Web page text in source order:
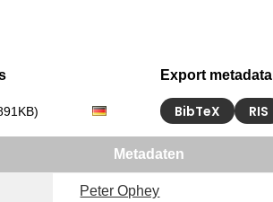
Export metadata
BibTeX RIS
Metadaten
Peter Ophey